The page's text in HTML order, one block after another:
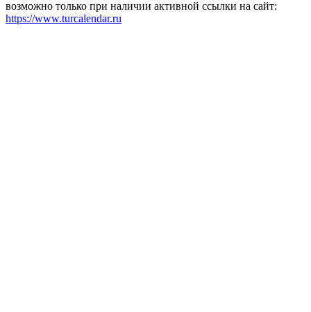
возможно только при наличии активной ссылки на сайт:
https://www.turcalendar.ru